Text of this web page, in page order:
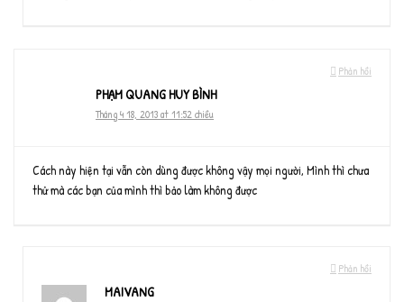
Phản hồi
PHẠM QUANG HUY BÌNH
Tháng 4 18, 2013 at 11:52 chiều
Cách này hiện tại vẫn còn dùng được không vậy mọi người, Mình thì chưa
thử mà các bạn của mình thì bảo làm không được
Phản hồi
MAIVANG